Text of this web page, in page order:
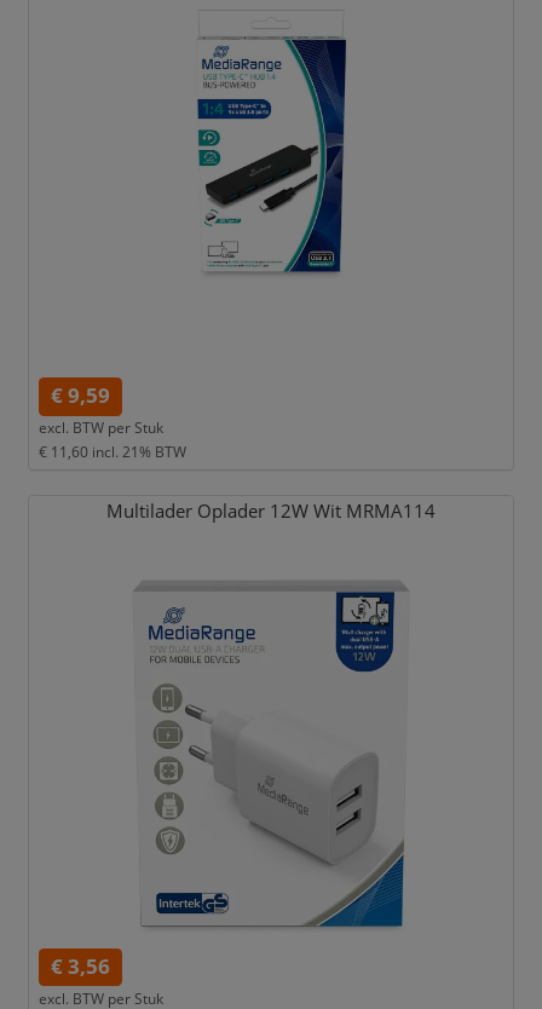
€ 9,59
excl. BTW per Stuk
€ 11,60 incl. 21% BTW
Multilader Oplader 12W Wit MRMA114
€ 3,56
excl. BTW per Stuk